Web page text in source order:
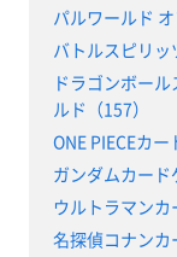
パルワールド
バトルスピリッ
ドラゴンボー
ルド（157）
ONE PIECEカー
ガンダムカード
ウルトラマンカ
名探偵コナンカ